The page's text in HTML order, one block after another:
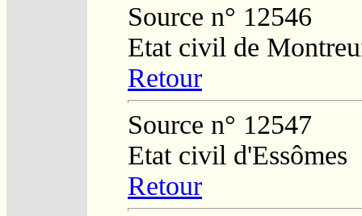
Source n° 12546
Etat civil de
Retour
Source n° 12547
Etat civil d'Essômes
Retour